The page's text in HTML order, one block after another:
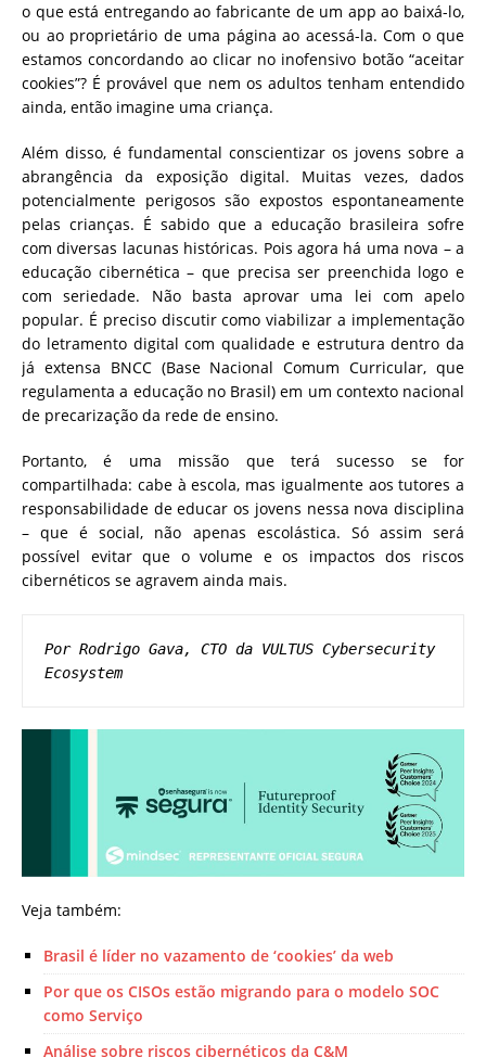
o que está entregando ao fabricante de um app ao baixá-lo,
ou ao proprietário de uma página ao acessá-la. Com o que
estamos concordando ao clicar no inofensivo botão “aceitar
cookies”? É provável que nem os adultos tenham entendido
ainda, então imagine uma criança.
Além disso, é fundamental conscientizar os jovens sobre a
abrangência da exposição digital. Muitas vezes, dados
potencialmente perigosos são expostos espontaneamente
pelas crianças. É sabido que a educação brasileira sofre
com diversas lacunas históricas. Pois agora há uma nova – a
educação cibernética – que precisa ser preenchida logo e
com seriedade. Não basta aprovar uma lei com apelo
popular. É preciso discutir como viabilizar a implementação
do letramento digital com qualidade e estrutura dentro da
já extensa BNCC (Base Nacional Comum Curricular, que
regulamenta a educação no Brasil) em um contexto nacional
de precarização da rede de ensino.
Portanto, é uma missão que terá sucesso se for
compartilhada: cabe à escola, mas igualmente aos tutores a
responsabilidade de educar os jovens nessa nova disciplina
– que é social, não apenas escolástica. Só assim será
possível evitar que o volume e os impactos dos riscos
cibernéticos se agravem ainda mais.
Por Rodrigo Gava, CTO da VULTUS Cybersecurity
Ecosystem
Veja também:
Brasil é líder no vazamento de ‘cookies’ da web
Por que os CISOs estão migrando para o modelo SOC
como Serviço
Análise sobre riscos cibernéticos da C&M